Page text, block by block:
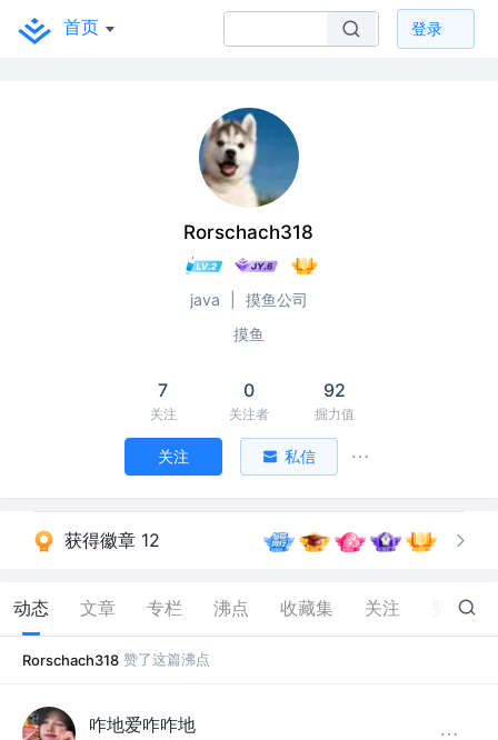
首页 登录
Rorschach318
java
摸鱼公司
摸鱼
7
关注
0
关注者
92
掘力值
关注 私信
获得徽章 12
动态 文章 专栏 沸点 收藏集 关注 52
Rorschach318 赞了这篇沸点
咋地爱咋咋地